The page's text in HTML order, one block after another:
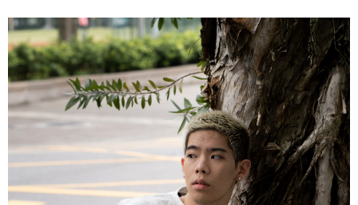
每筆NT$80，滿NT$10,000(含以上)免運費
7-11店到店
每筆NT$80，滿NT$10,000(含以上)免運費
付款後7-11取貨
每筆NT$80，滿NT$10,000(含以上)免運費
宅配
每筆NT$130，滿NT$10,000(含以上)免運費